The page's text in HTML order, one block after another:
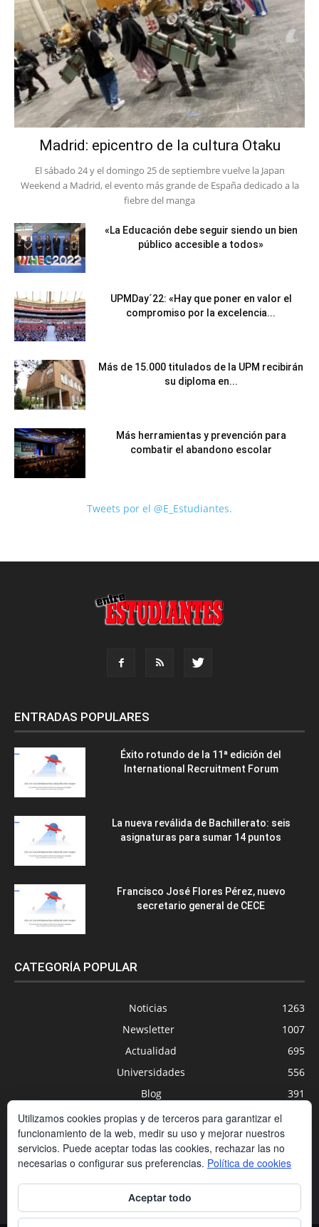
Madrid: epicentro de la cultura Otaku
El sábado 24 y el domingo 25 de septiembre vuelve la Japan
Weekend a Madrid, el evento más grande de España dedicado a la
fiebre del manga
«La Educación debe seguir siendo un bien
público accesible a todos»
UPMDay´22: «Hay que poner en valor el
compromiso por la excelencia...
Más de 15.000 titulados de la UPM recibirán
su diploma en...
Más herramientas y prevención para
combatir el abandono escolar
Tweets por el @E_Estudiantes.
ENTRADAS POPULARES
Éxito rotundo de la 11ª edición del
International Recruitment Forum
La nueva reválida de Bachillerato: seis
asignaturas para sumar 14 puntos
Francisco José Flores Pérez, nuevo
secretario general de CECE
CATEGORÍA POPULAR
Noticias
1263
Newsletter
1007
Actualidad
695
Universidades
556
Blog
391
Agenda
Nuevas Tecnologías
Estudios
Utilizamos cookies propias y de terceros para garantizar el
funcionamiento de la web, medir su uso y mejorar nuestros
servicios. Puede aceptar todas las cookies, rechazar las no
necesarias o configurar sus preferencias. Política de cookies
Aceptar todo